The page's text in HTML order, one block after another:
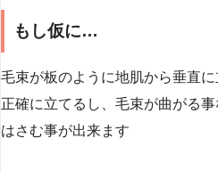
もし仮に…
毛束が板のように地肌から垂直
正確に立てるし、毛束が曲がる
はさむ事が出来ます